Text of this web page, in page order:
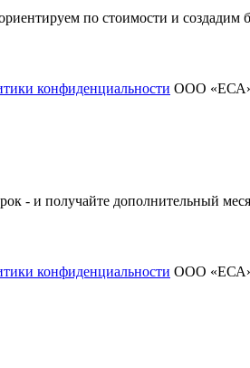
по стоимости и создадим
конфиденциальности ООО
- и получайте дополнительный
конфиденциальности ООО